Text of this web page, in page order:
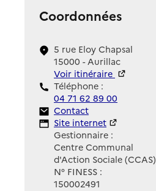
Coordonnées
5 rue Eloy Chapsal
15000 - Aurillac
Voir itinéraire
Téléphone :
04 71 62 89 00
Contact
Contact
Site Internet
Site internet
Gestionnaire :
Centre Communal
d'Action Sociale (CCAS)
N° FINESS :
150002491